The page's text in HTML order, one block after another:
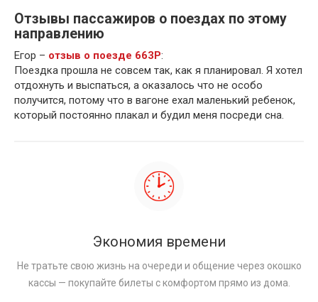
Отзывы пассажиров о поездах по этому
направлению
Егор – отзыв о поезде 663Р:
Поездка прошла не совсем так, как я планировал. Я хотел
отдохнуть и выспаться, а оказалось что не особо
получится, потому что в вагоне ехал маленький ребенок,
который постоянно плакал и будил меня посреди сна.
Экономия времени
Не тратьте свою жизнь на очереди и общение через окошко
кассы — покупайте билеты с комфортом прямо из дома.